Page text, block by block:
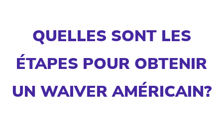
QUELLES SONT LES
ÉTAPES POUR OBTENIR
UN WAIVER AMÉRICAIN?